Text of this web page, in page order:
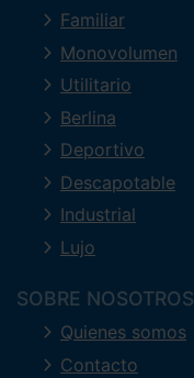
Familiar
Monovolumen
Utilitario
Berlina
Deportivo
Descapotable
Industrial
Lujo
SOBRE NOSOTROS
Quienes somos
Contacto